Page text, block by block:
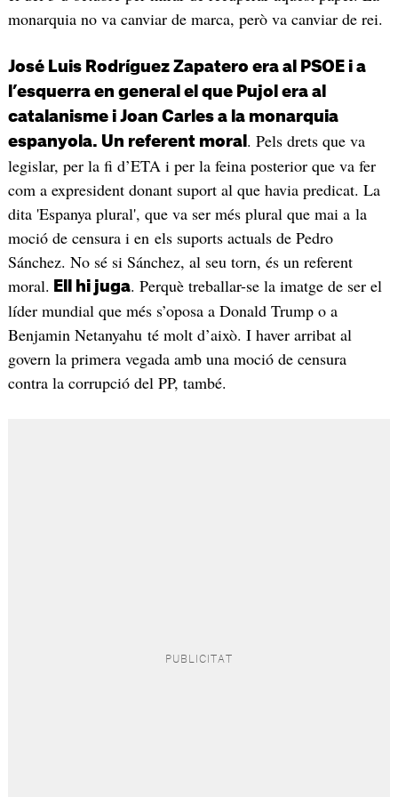
monarquia no va canviar de marca, però va canviar de rei.
José Luis Rodríguez Zapatero era al PSOE i a
l’esquerra en general el que Pujol era al
catalanisme i Joan Carles a la monarquia
espanyola. Un referent moral . Pels drets que va
legislar, per la fi d’ETA i per la feina posterior que va fer
com a expresident donant suport al que havia predicat. La
dita 'Espanya plural', que va ser més plural que mai a la
moció de censura i en els suports actuals de Pedro
Sánchez. No sé si Sánchez, al seu torn, és un referent
moral. Ell hi juga. Perquè treballar-se la imatge de ser el
líder mundial que més s’oposa a Donald Trump o a
Benjamin Netanyahu té molt d’això. I haver arribat al
govern la primera vegada amb una moció de censura
contra la corrupció del PP, també.